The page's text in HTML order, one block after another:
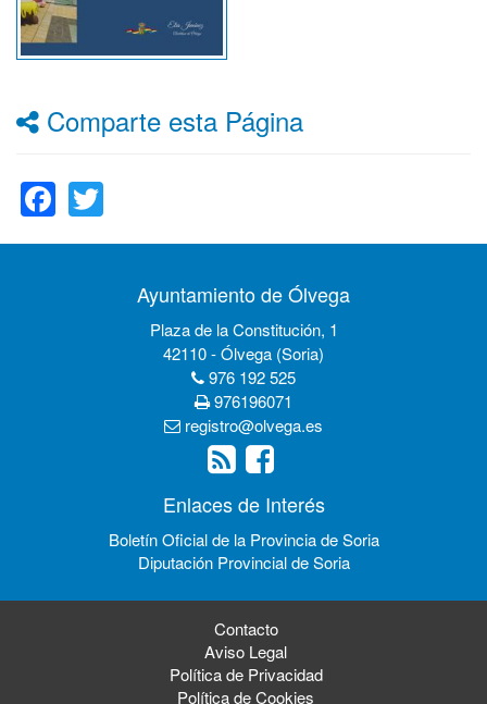
Comparte esta Página
Facebook
Ayuntamiento de Ólvega
Plaza de la Constitución, 1
42110 - Ólvega (Soria)
976 192 525
976196071
registro@olvega.es
Enlaces de Interés
Boletín Oficial de la Provincia de Soria
Diputación Provincial de Soria
Contacto
Aviso Legal
Política de Privacidad
Política de Cookies